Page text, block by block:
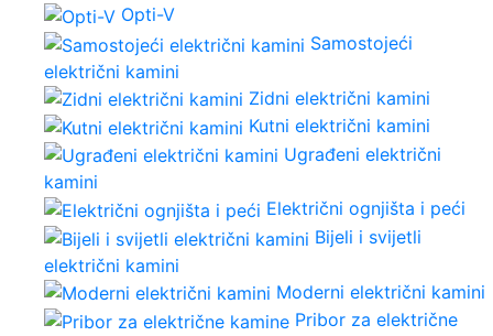
Opti-V
Samostojeći
električni kamini
Zidni električni kamini
Kutni električni kamini
Ugrađeni električni
kamini
Električni ognjišta i peći
Bijeli i svijetli
električni kamini
Moderni električni kamini
Pribor za električne